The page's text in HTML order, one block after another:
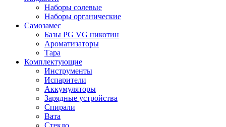
Наборы солевые
Наборы органические
Самозамес
Базы PG VG никотин
Ароматизаторы
Тара
Комплектующие
Инструменты
Испарители
Аккумуляторы
Зарядные устройства
Спирали
Вата
Стекло